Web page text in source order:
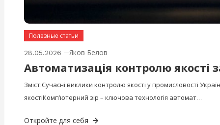
Полезные статьи
28.05.2026 Яков Белов
Автоматизація контролю якості
Зміст:Сучасні виклики контролю якості у промисловості
якостіКомп’ютерний зір – ключова технологія автомат…
Откройте для себя